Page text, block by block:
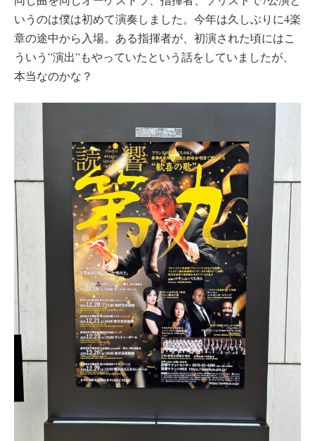
いうのは僕は初めて演奏しました。今年は久しぶりに4楽
章の途中から入場。ある指揮者が、初演された頃にはこ
ういう”演出”もやっていたという話をしていましたが、
本当なのかな？